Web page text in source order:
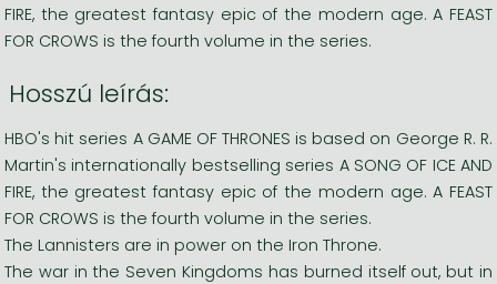
FIRE, the greatest fantasy epic of the modern age. A FEAST
FOR CROWS is the fourth volume in the series.
Hosszú leírás:
HBO's hit series A GAME OF THRONES is based on George R. R.
Martin's internationally bestselling series A SONG OF ICE AND
FIRE, the greatest fantasy epic of the modern age. A FEAST
FOR CROWS is the fourth volume in the series.
The Lannisters are in power on the Iron Throne.
The war in the Seven Kingdoms has burned itself out, but in